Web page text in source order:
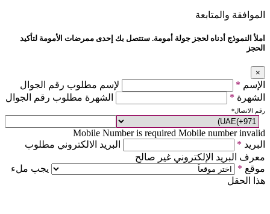
الموافقة والمتابعة
املأ النموذج أدناه لحجز جولة أمومة. ستتصل بك إحدى ممرضات الأمومة لتأكيد
الحجز
×
الإسم *
لإسم مطلوب رقم الجوال
الشهرة * الشهرة مطلوب رقم الجوال
رقم الاتصال*
Mobile Number is required Mobile number invalid
البريد *
البريد الالكتروني مطلوب
معرف البريد الإلكتروني غير صالح
موقع *
يجب ملء
هذا الحقل